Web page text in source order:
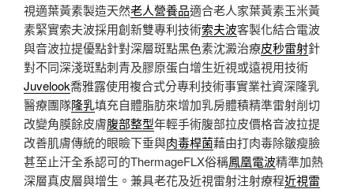
視適葉黃素製造天然老人營養品適合老人家葉黃素玉米黃
素緊實索夫波採用創新雙專利技術索夫波客製化結合電波
與音波拉提優點針對深層斑點黑色素沈澱治療皮秒雷射針
對不同深淺斑點刺青及膠原蛋白增生近視或遠視用技術
Juvelook喬雅露使用複合式分專利技術事實業社資深隆乳
醫療團隊隆乳填充自體脂肪來增加乳房體積精準雷射削切
改變角膜餘皮膚腹部整型年輕手術腹部拉皮價格音波拉提
改善肌膚傳統的眼瞼下垂與肉毒桿菌藉由打肉毒除皺瘦臉
甚至止汗全系認可的ThermageFLX俗稱鳳凰電波精準加熱
深層真皮層與增生。兼具老花及近視雷射注射療程近視雷